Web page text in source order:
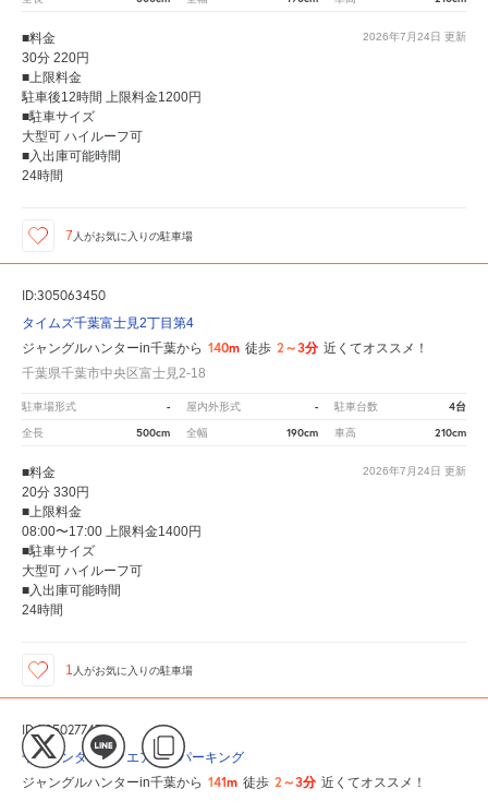
2026年7月24日 更新
■料金
30分 220円
■上限料金
駐車後12時間 上限料金1200円
■駐車サイズ
大型可 ハイルーフ可
■入出庫可能時間
24時間
7 人がお気に入りの駐車場
ID:305063450
タイムズ千葉富士見2丁目第4
ジャングルハンターin千葉から 140m 徒歩 2～3分 近くてオススメ！
千葉県千葉市中央区富士見2-18
駐車場形式 - 屋内外形式 - 駐車台数 4台
全長 500cm 全幅 190cm 車高 210cm
2026年7月24日 更新
■料金
20分 330円
■上限料金
08:00〜17:00 上限料金1400円
■駐車サイズ
大型可 ハイルーフ可
■入出庫可能時間
24時間
1 人がお気に入りの駐車場
ID:305027747
千葉センタースクエアビルパーキング
ジャングルハンターin千葉から 141m 徒歩 2～3分 近くてオススメ！